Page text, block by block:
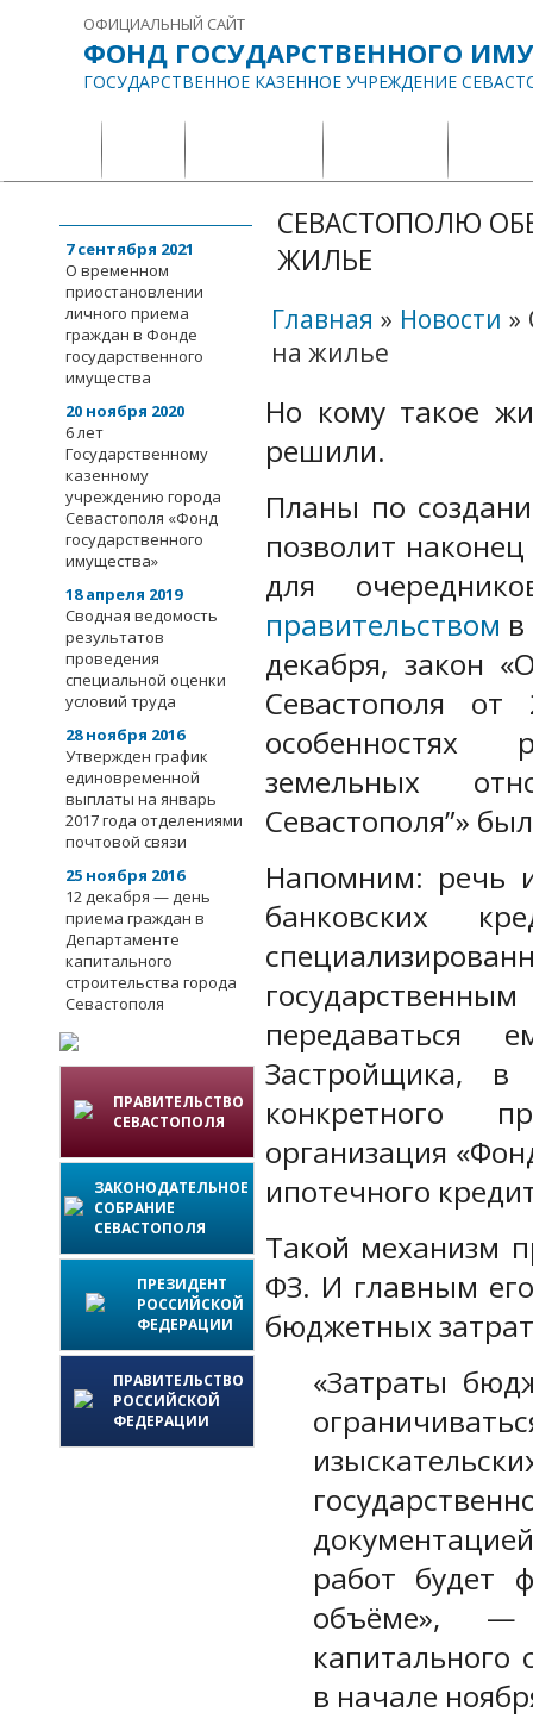
ОФИЦИАЛЬНЫЙ САЙТ
ФОНД ГОСУДАРСТВЕННОГО
ГОСУДАРСТВЕННОЕ КАЗЕННОЕ УЧРЕЖДЕНИЕ
7 сентября 2021
О временном
приостановлении
личного приема
граждан в Фонде
государственного
имущества
20 ноября 2020
6 лет
Государственному
казенному
учреждению города
Севастополя «Фонд
государственного
имущества»
18 апреля 2019
Сводная ведомость
результатов
проведения
специальной оценки
условий труда
28 ноября 2016
Утвержден график
единовременной
выплаты на январь
2017 года отделениями
почтовой связи
25 ноября 2016
12 декабря — день
приема граждан в
Департаменте
капитального
строительства города
Севастополя
ПРАВИТЕЛЬСТВО
СЕВАСТОПОЛЯ
ЗАКОНОДАТЕЛЬНОЕ
СОБРАНИЕ
СЕВАСТОПОЛЯ
ПРЕЗИДЕНТ
РОССИЙСКОЙ
ФЕДЕРАЦИИ
ПРАВИТЕЛЬСТВО
РОССИЙСКОЙ
ФЕДЕРАЦИИ
СЕВАСТОПОЛЮ
ЖИЛЬЕ
Главная » Новости »
на жилье
Но кому такое
решили.
Планы по
позволит
для
правительством
декабря, закон
Севастополя
особенностях
земельных
Севастополя”»
Напомним: речь
банковских
передаваться
Застройщика,
конкретного
организация
ипотечного
Такой механизм
ФЗ. И главным
бюджетных
«Затраты
работ будет
объёме», —
капитального
в начале